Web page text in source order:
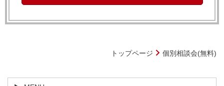
トップページ 個別相談会(無料)